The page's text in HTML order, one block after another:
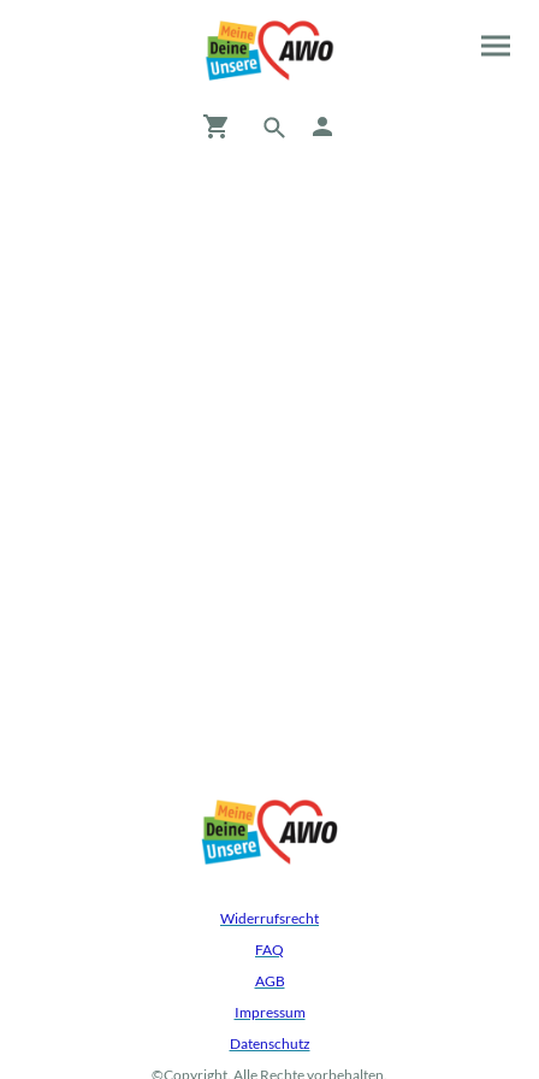
Widerrufsrecht
FAQ
AGB
Impressum
Datenschutz
©Copyright. Alle Rechte vorbehalten.